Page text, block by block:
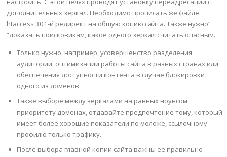
дополнительных зеркал. Необходимо прописать же файле.
htaccess 301-й редирект на общую копию сайта. Также нужно”
“доказать поисковикам, какое одного зеркал считать опасным.
Только нужно, например, усовершенство разделения
аудитории, оптимизации работы сайта в разных странах или
обеспечения доступности контента в случае блокировки
одного из доменов.
Также выборе между зеркалами на равных ноунсом
приоритету доменах, отдавайте предпочтение тому, который
имеет более хорошие показатели по моложе, ссылочному
профилю только трафику.
После выбора главной копии сайта важны ее правильно